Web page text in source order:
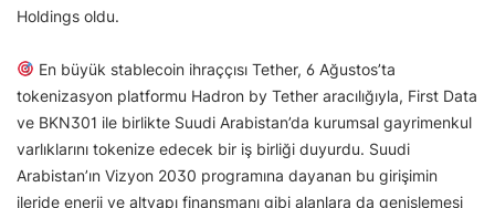
Holdings oldu.
En büyük stablecoin ihraççısı Tether, 6 Ağustos’ta
tokenizasyon platformu Hadron by Tether aracılığıyla, First Data
ve BKN301 ile birlikte Suudi Arabistan’da kurumsal gayrimenkul
varlıklarını tokenize edecek bir iş birliği duyurdu. Suudi
Arabistan’ın Vizyon 2030 programına dayanan bu girişimin
ileride enerji ve altyapı finansmanı gibi alanlara da genişlemesi